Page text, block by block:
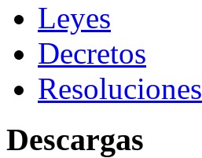
Leyes
Decretos
Resoluciones
Descargas